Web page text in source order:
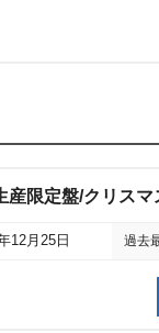
産限定盤/クリス
12月25日 過去